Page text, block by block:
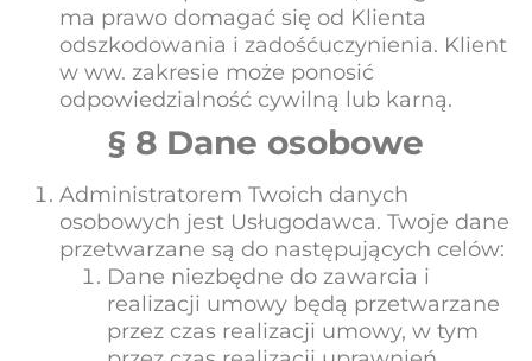
ma prawo domagać się od Klienta
odszkodowania i zadośćuczynienia. Klient
w ww. zakresie może ponosić
odpowiedzialność cywilną lub karną.
§ 8 Dane osobowe
Administratorem Twoich danych
osobowych jest Usługodawca. Twoje dane
przetwarzane są do następujących celów:
Dane niezbędne do zawarcia i
realizacji umowy będą przetwarzane
przez czas realizacji umowy, w tym